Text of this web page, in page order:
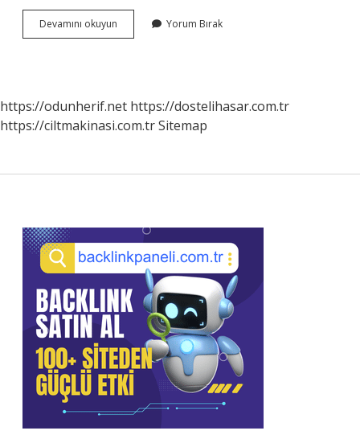
Devamını okuyun
Astsubay
Yorum Bırak
https://odunherif.net https://dostelihasar.com.tr
https://ciltmakinasi.com.trSitemap
Sidebar